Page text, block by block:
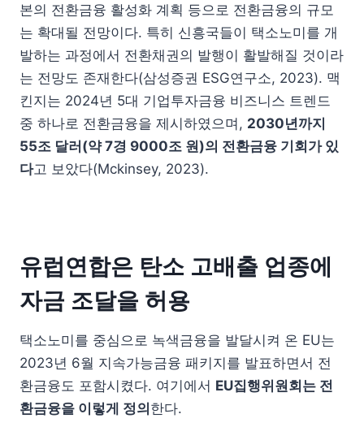
본의 전환금융 활성화 계획 등으로 전환금융의 규모
는 확대될 전망이다. 특히 신흥국들이 택소노미를 개
발하는 과정에서 전환채권의 발행이 활발해질 것이라
는 전망도 존재한다(삼성증권 ESG연구소, 2023). 맥
킨지는 2024년 5대 기업투자금융 비즈니스 트렌드
중 하나로 전환금융을 제시하였으며, 2030년까지
55조 달러(약7경 9000조 원)의 전환금융 기회가 있
다고 보았다(Mckinsey, 2023).
유럽연합은 탄소 고배출 업종에
자금 조달을 허용
택소노미를 중심으로 녹색금융을 발달시켜 온 EU는
2023년 6월 지속가능금융 패키지를 발표하면서 전
환금융도 포함시켰다. 여기에서 EU집행위원회는 전
환금융을 이렇게 정의한다.